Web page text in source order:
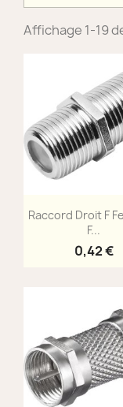
Affichage 1-19
Aperçu
Raccord Droit F
F...
0,42 €